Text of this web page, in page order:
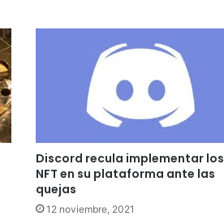
Discord recula implementar los
NFT en su plataforma ante las
quejas
12 noviembre, 2021